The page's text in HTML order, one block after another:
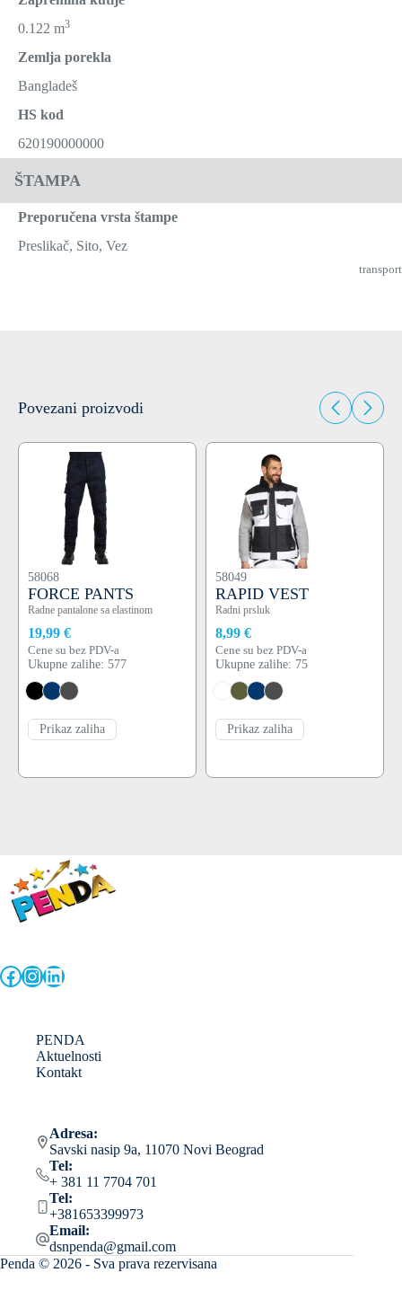
0.122 m3
Zemlja porekla
Bangladeš
HS kod
620190000000
ŠTAMPA
Preporučena vrsta štampe
Preslikač, Sito, Vez
transport
Povezani proizvodi
58068
FORCE PANTS
Radne pantalone sa elastinom
19,99 €
Cene su bez PDV-a
Ukupne zalihe: 577
Prikaz zaliha
58049
RAPID VEST
Radni prsluk
8,99 €
Cene su bez PDV-a
Ukupne zalihe: 75
Prikaz zaliha
Facebook
Instagram
LinkedIn
PENDA
Aktuelnosti
Kontakt
Adresa:
Savski nasip 9a, 11070 Novi Beograd
Tel:
+ 381 11 7704 701
Tel:
+381653399973
Email:
dsnpenda@gmail.com
Penda © 2026 - Sva prava rezervisana